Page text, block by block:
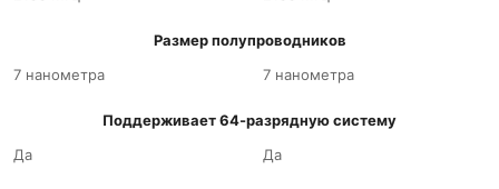
Размер полупроводников
7 нанометра
7 нанометра
Поддерживает 64-разрядную систему
Да
Да